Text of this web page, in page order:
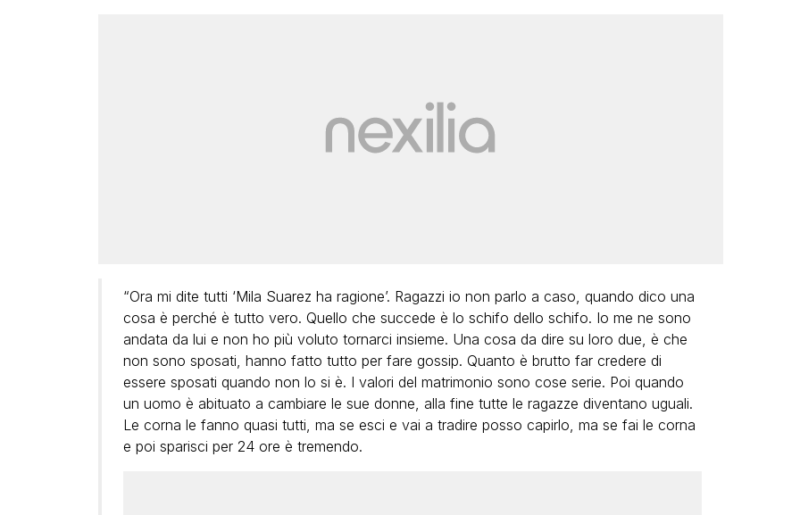
“Ora mi dite tutti ‘Mila Suarez ha ragione’. Ragazzi io non parlo a caso, quando dico una
cosa è perché è tutto vero. Quello che succede è lo schifo dello schifo. Io me ne sono
andata da lui e non ho più voluto tornarci insieme. Una cosa da dire su loro due, è che
non sono sposati, hanno fatto tutto per fare gossip. Quanto è brutto far credere di
essere sposati quando non lo si è. I valori del matrimonio sono cose serie. Poi quando
un uomo è abituato a cambiare le sue donne, alla fine tutte le ragazze diventano uguali.
Le corna le fanno quasi tutti, ma se esci e vai a tradire posso capirlo, ma se fai le corna
e poi sparisci per 24 ore è tremendo.